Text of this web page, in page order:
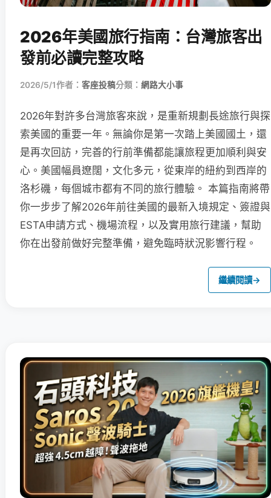
2026年美國旅行指南：台灣旅客出
發前必讀完整攻略
2026/5/1作者： 客座投稿分類： 網路大小事
2026年對許多台灣旅客來說，是重新規劃長途旅行與探
索美國的重要一年。無論你是第一次踏上美國國土，還
是再次回訪，完善的行前準備都能讓旅程更加順利與安
心。美國幅員遼闊，文化多元，從東岸的紐約到西岸的
洛杉磯，每個城市都有不同的旅行體驗。 本篇指南將帶
你一步步了解2026年前往美國的最新入境規定、簽證與
ESTA申請方式、機場流程，以及實用旅行建議，幫助
你在出發前做好完整準備，避免臨時狀況影響行程。
繼續閱讀→